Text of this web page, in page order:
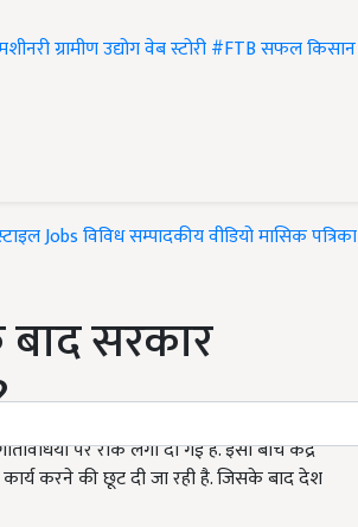
ग्रामीण उद्योगवेब स्टोरी#FTBसफल किसान
Jobsविविधसम्पादकीयवीडियोमासिक पत्रिका
सरकार
पर रोक लगा दी गई है. इसी बीच केंद्र
करने की छूट दी जा रही है. जिसके बाद देश